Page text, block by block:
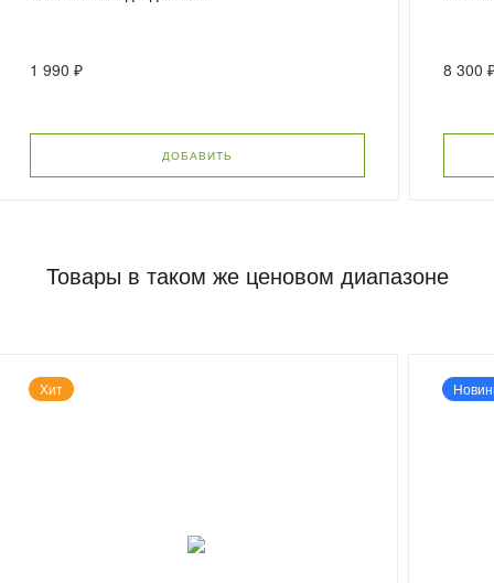
1 990 ₽
ДОБАВИТЬ
8 300
Товары в таком же ценовом диапазоне
Хит